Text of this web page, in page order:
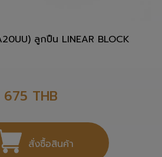
ลูกปืน LINEAR BLOCK
675 THB
สั่งซื้อสินค้า